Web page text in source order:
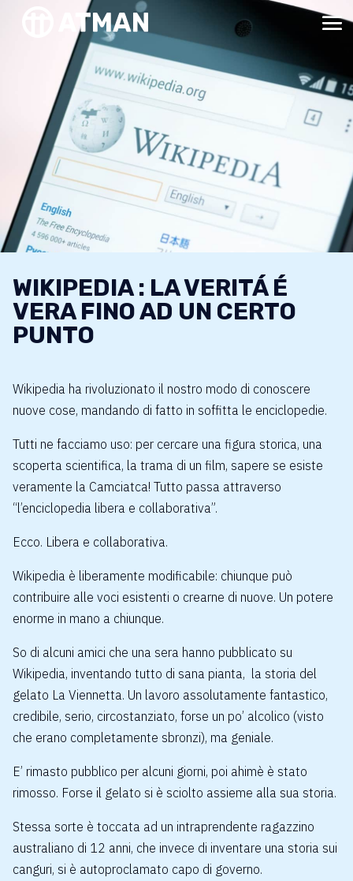
WIKIPEDIA : LA VERITÁ É
VERA FINO AD UN CERTO
PUNTO
Wikipedia ha rivoluzionato il nostro modo di conoscere
nuove cose, mandando di fatto in soffitta le enciclopedie.
Tutti ne facciamo uso: per cercare una figura storica, una
scoperta scientifica, la trama di un film, sapere se esiste
veramente la Camciatca! Tutto passa attraverso
“l’enciclopedia libera e collaborativa”.
Ecco. Libera e collaborativa.
Wikipedia è liberamente modificabile: chiunque può
contribuire alle voci esistenti o crearne di nuove. Un potere
enorme in mano a chiunque.
So di alcuni amici che una sera hanno pubblicato su
Wikipedia, inventando tutto di sana pianta, la storia del
gelato La Viennetta. Un lavoro assolutamente fantastico,
credibile, serio, circostanziato, forse un po’ alcolico (visto
che erano completamente sbronzi), ma geniale.
E’ rimasto pubblico per alcuni giorni, poi ahimè è stato
rimosso. Forse il gelato si è sciolto assieme alla sua storia.
Stessa sorte è toccata ad un intraprendente ragazzino
australiano di 12 anni, che invece di inventare una storia sui
canguri, si è autoproclamato capo di governo.